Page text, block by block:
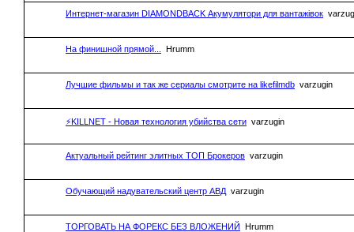
Интернет-магазин DIAMONDBACK Акумулятори для вантажівок
На финишной прямой... Hrumm
Лучшие фильмы и так же сериалы смотрите на likefilmdb varzugin
⚡KILLNET - Новая технология убийства сети varzugin
Актуальный рейтинг элитных ТОП Брокеров varzugin
Обучающий надувательский центр АВД varzugin
ТОРГОВАТЬ НА ФОРЕКС БЕЗ ВЛОЖЕНИЙ Hrumm